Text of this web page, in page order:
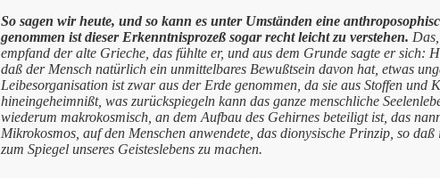
So sagen wir heute, und so kann es unter Umständen eine
genommen ist dieser Erkenntnisprozeß sogar recht leicht zu verstehen.
empfand der alte Grieche, das fühlte er, und aus dem Grunde sagte er sich:
daß der Mensch natürlich ein unmittelbares Bewußtsein davon hat, etwas
Leibesorganisation ist zwar aus der Erde genommen, da sie aus Stoffen und
hineingeheimnißt, was zurückspiegeln kann das ganze menschliche
wiederum makrokosmisch, an dem Aufbau des Gehirnes beteiligt ist, das
Mikrokosmos, auf den Menschen anwendete, das dionysische Prinzip, so
zum Spiegel unseres Geisteslebens zu machen.